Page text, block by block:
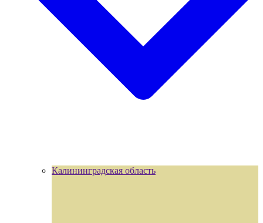
Калининградская область